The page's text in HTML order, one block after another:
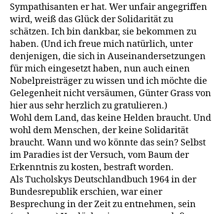
Sympathisanten er hat. Wer unfair angegriffen
wird, weiß das Glück der Solidarität zu
schätzen. Ich bin dankbar, sie bekommen zu
haben. (Und ich freue mich natürlich, unter
denjenigen, die sich in Auseinandersetzungen
für mich eingesetzt haben, nun auch einen
Nobelpreisträger zu wissen und ich möchte die
Gelegenheit nicht versäumen, Günter Grass von
hier aus sehr herzlich zu gratulieren.)
Wohl dem Land, das keine Helden braucht. Und
wohl dem Menschen, der keine Solidarität
braucht. Wann und wo könnte das sein? Selbst
im Paradies ist der Versuch, vom Baum der
Erkenntnis zu kosten, bestraft worden.
Als Tucholskys Deutschlandbuch 1964 in der
Bundesrepublik erschien, war einer
Besprechung in der Zeit zu entnehmen, sein